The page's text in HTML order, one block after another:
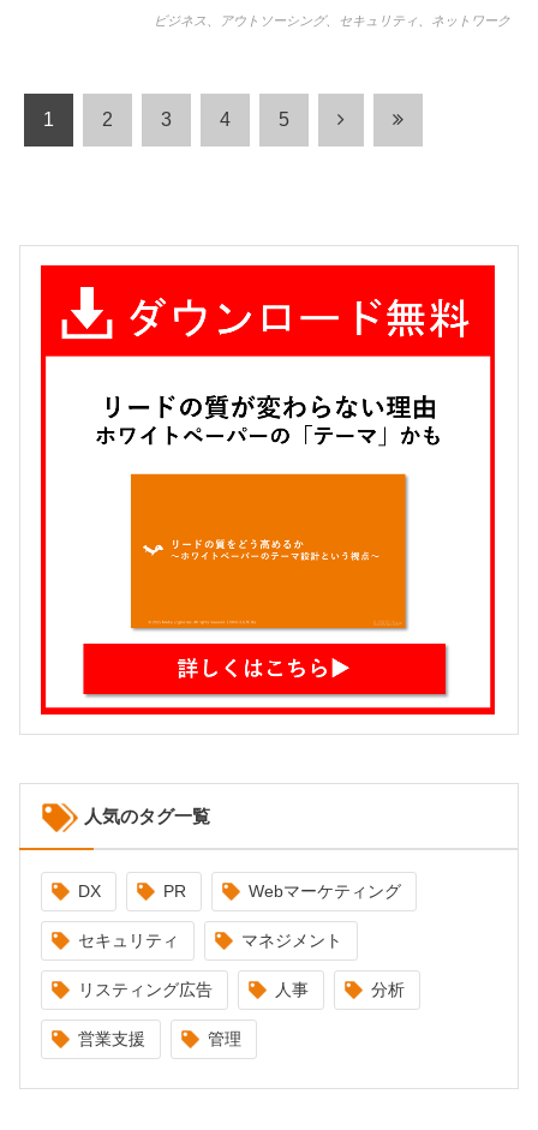
ビジネス アウトソーシング、 セキュリティ ネットワーク
1 2 3 4 5
人気のタグ一覧
DX PR Webマーケティング
セキュリティ マネジメント
リスティング広告 人事 分析
営業支援 管理